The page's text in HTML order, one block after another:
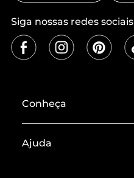
Siga nossas redes sociais
Conheça
Termos de Uso
Ajuda